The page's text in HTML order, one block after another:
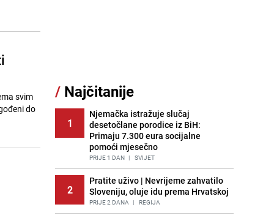
svim
do
/ Najčitanije
1
Njemačka istražuje slučaj
desetočlane porodice iz BiH:
Primaju 7.300 eura socijalne
pomoći mjesečno
PRIJE 1 DAN | SVIJET
2
Pratite uživo | Nevrijeme zahvatilo
Sloveniju, oluje idu prema Hrvatskoj
PRIJE 2 DANA | REGIJA